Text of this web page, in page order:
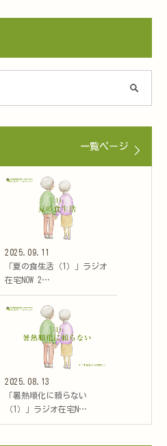
一覧ページ
2025.09.11
「夏の食生活（1）」ラジオ
在宅NOW 2…
2025.08.13
「暑熱順化に頼らない
（1）」ラジオ在宅N…